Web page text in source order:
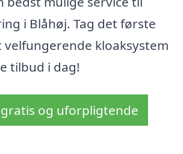
i Blåhøj. Tag det første
kloaksystem
tilbud i dag!
og uforpligtende